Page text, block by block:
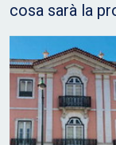
cosa sarà la